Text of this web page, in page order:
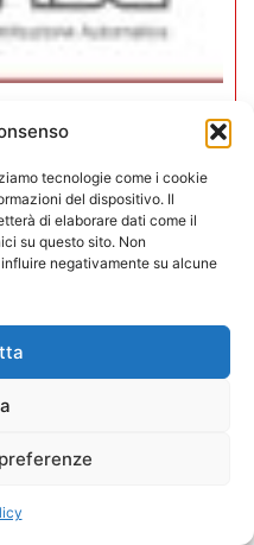
tecnologie come i cookie
del dispositivo. Il
di elaborare dati come il
su questo sito. Non
negativamente su alcune
di 4 nuovi